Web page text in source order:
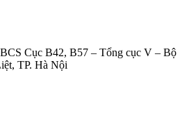
Cục B42, B57 – Tổng cục V – Bộ
TP. Hà Nội